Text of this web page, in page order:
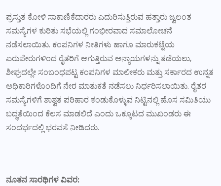
ಪ್ರಸ್ತುತ ಕೋಳಿ ಸಾಕಾಣಿಕೆದಾರರು ಎದುರಿಸುತ್ತಿರುವ ಹತ್ತಾರು ಜ್ವಲಂತ
ಸಮಸ್ಯೆಗಳ ಕುರಿತು ಸಭೆಯಲ್ಲಿ ಗಂಭೀರವಾದ ಸಮಾಲೋಚನೆ
ನಡೆಸಲಾಯಿತು. ಕಂಪನಿಗಳ ನೀತಿಗಳು ಹಾಗೂ ಮಾರುಕಟ್ಟೆಯ
ಏರುಪೇರುಗಳಿಂದ ರೈತರಿಗೆ ಆಗುತ್ತಿರುವ ಅನ್ಯಾಯಗಳನ್ನು ತಡೆಯಲು,
ಶೀಘ್ರದಲ್ಲೇ ಸಂಬಂಧಪಟ್ಟ ಕಂಪನಿಗಳ ಮಾಲೀಕರು ಮತ್ತು ಸರ್ಕಾರದ ಉನ್ನತ
ಅಧಿಕಾರಿಗಳೊಂದಿಗೆ ನೇರ ಮಾತುಕತೆ ನಡೆಸಲು ನಿರ್ಧರಿಸಲಾಯಿತು. ರೈತರ
ಸಮಸ್ಯೆಗಳಿಗೆ ಶಾಶ್ವತ ಪರಿಹಾರ ಕಂಡುಕೊಳ್ಳುವ ನಿಟ್ಟಿನಲ್ಲಿ ಹೊಸ ಸಮಿತಿಯು
ಬದ್ಧತೆಯಿಂದ ಕೆಲಸ ಮಾಡಲಿದೆ ಎಂದು ಒಕ್ಕೂಟದ ಮುಖಂಡರು ಈ
ಸಂದರ್ಭದಲ್ಲಿ ಭರವಸೆ ನೀಡಿದರು.
ನೂತನ ಸಾರಥಿಗಳ ವಿವರ: